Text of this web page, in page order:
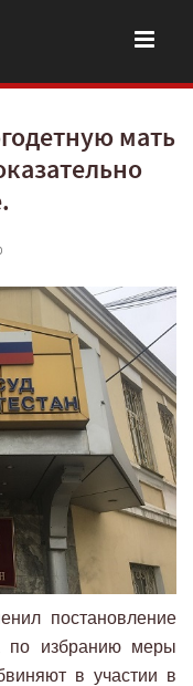
мать
постановление
по избранию меры
в участии в